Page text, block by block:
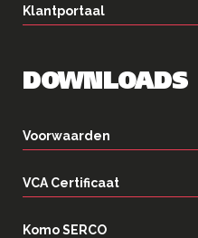
Klantportaal
DOWNLOADS
Voorwaarden
VCA Certificaat
Komo SERCO